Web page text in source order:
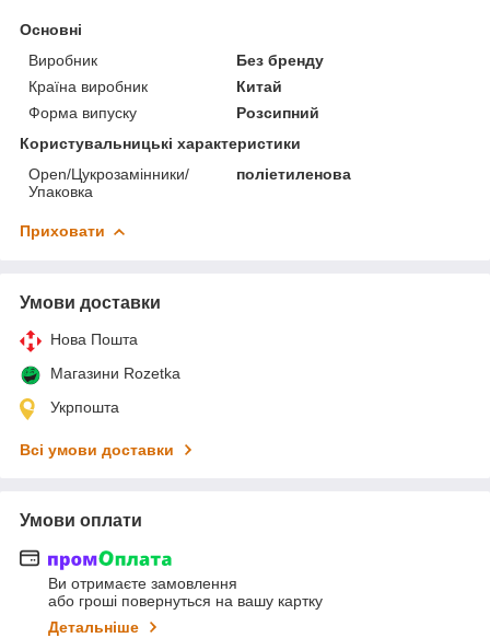
Основні
Виробник
Без бренду
Країна виробник
Китай
Форма випуску
Розсипний
Користувальницькі характеристики
Open/Цукрозамінники/
Упаковка
поліетиленова
Приховати
Умови доставки
Нова Пошта
Магазини Rozetka
Укрпошта
Всі умови доставки
Умови оплати
Ви отримаєте замовлення
або гроші повернуться на вашу картку
Детальніше